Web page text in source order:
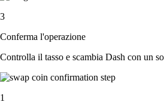
3
Conferma l'operazione
Controlla il tasso e scambia Dash con un
1